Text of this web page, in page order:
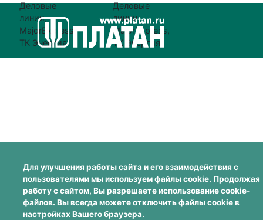
Деловые
линии,
MajorExpress,
ТК Энергия
Деловые
линии,
MajorExpress,
ТК Энергия
Для улучшения работы сайта и его взаимодействия с
пользователями мы используем файлы cookie. Продолжая
работу с сайтом, Вы разрешаете использование cookie-
файлов. Вы всегда можете отключить файлы cookie в
настройках Вашего браузера.